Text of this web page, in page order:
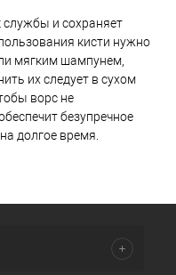
службы и сохраняет
кисти нужно
мягким шампунем,
их следует в сухом
ворс не
безупречное
долгое время.